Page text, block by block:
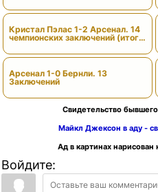
Кристал Пэлас 1-2 Арсенал. 14
чемпионских заключений (итоги
Арсенал 1-0 Бернли. 13
Заключений
Свидетельство
Майкл Джексон в аду -
Ад в картинах
Войдите: